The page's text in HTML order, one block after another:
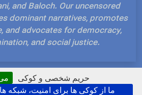
حریم شخصی و کوکی
ما از کوکی ها برای امنیت، شبکه
and Baloch. Our uncensored
dominant narratives, promotes
and advocates for democracy,
and social justice.
Developed by IP Plans